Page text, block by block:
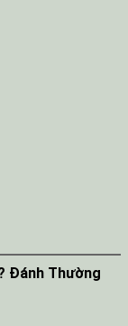
Đánh Thường